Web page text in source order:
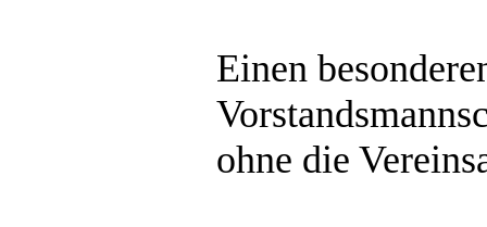
Einen
ohne die